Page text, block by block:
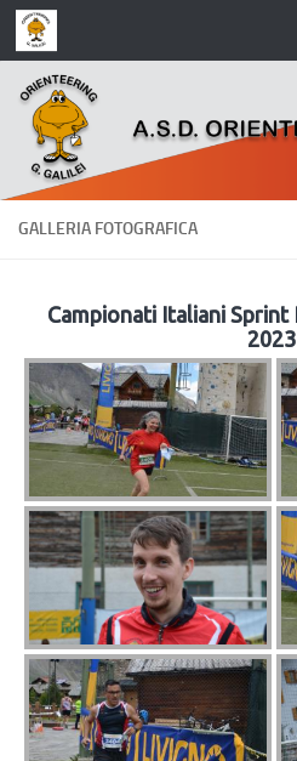
Salta al contenuto
GALLERIA FOTOGRAFICA
Campionati Italiani Sprint
2023